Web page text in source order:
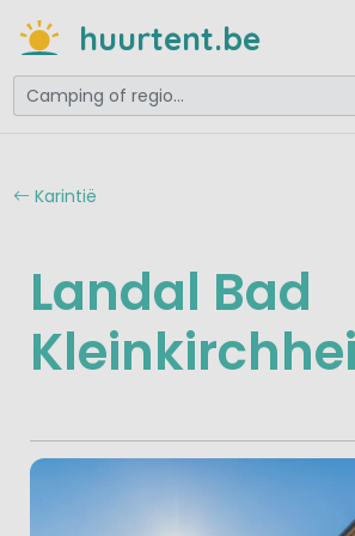
huurtent.be
Karintië
Landal Bad